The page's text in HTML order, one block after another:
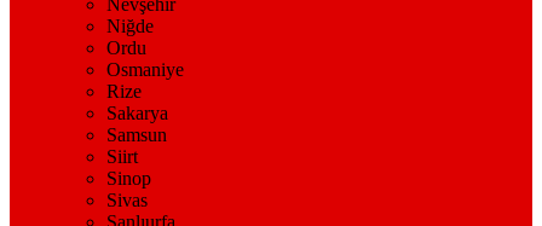
Nevşehir
Niğde
Ordu
Osmaniye
Rize
Sakarya
Samsun
Siirt
Sinop
Sivas
Şanlıurfa